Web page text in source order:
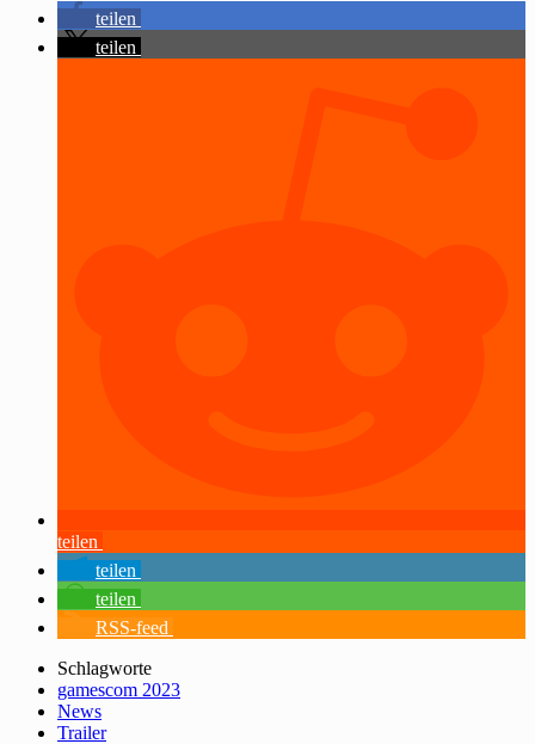
teilen
teilen
teilen
teilen
teilen
RSS-feed
Schlagworte
gamescom 2023
News
Trailer